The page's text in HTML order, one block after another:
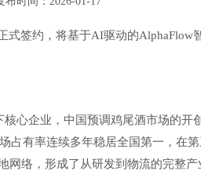
式签约，将基于AI驱动的
心企业，中国预调鸡尾酒市场的开
占有率连续多年稳居全国第一，在
络，形成了从研发到物流的完整产